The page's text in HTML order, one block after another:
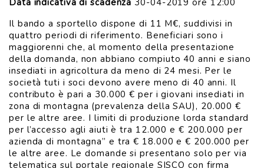
Data indicativa di scadenza 30-04-2019 ore 12:00
Il bando a sportello dispone di 11 M€, suddivisi in
quattro periodi di riferimento. Beneficiari sono i
maggiorenni che, al momento della presentazione
della domanda, non abbiano compiuto 40 anni e siano
insediati in agricoltura da meno di 24 mesi. Per le
società tuti i soci devono avere meno di 40 anni. Il
contributo è pari a 30.000 € per i giovani insediati in
zona di montagna (prevalenza della SAU), 20.000 €
per le altre aree. I limiti di produzione lorda standard
per l’accesso agli aiuti è tra 12.000 e € 200.000 per
azienda di montagna” e tra € 18.000 e € 200.000 per
le altre aree. Le domande si presentano solo per via
telematica sul portale regionale SISCO con firma